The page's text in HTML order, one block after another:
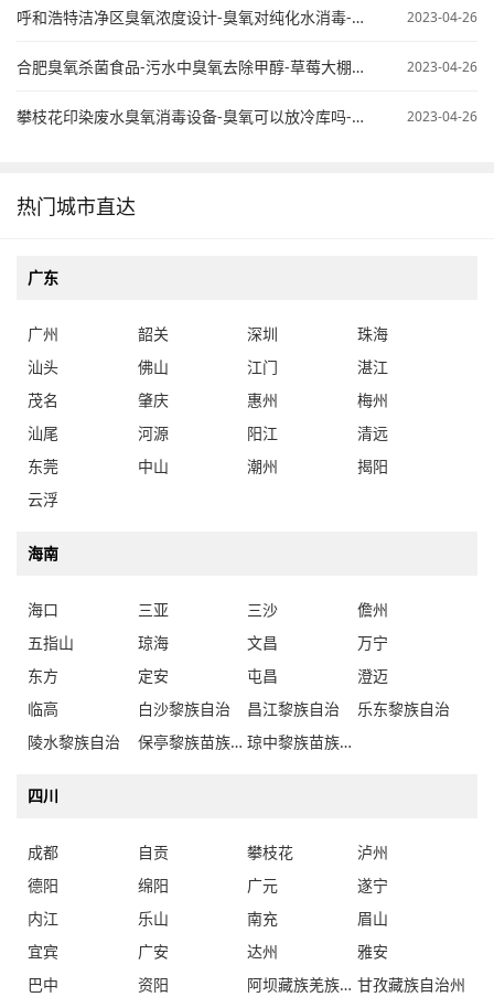
呼和浩特洁净区臭氧浓度设计-臭氧对纯化水消毒-臭氧纯水杀菌 2023-04-26
合肥臭氧杀菌食品-污水中臭氧去除甲醇-草莓大棚臭氧使用 2023-04-26
攀枝花印染废水臭氧消毒设备-臭氧可以放冷库吗-桶装水臭氧处理 2023-04-26
热门城市直达
广东
广州 韶关 深圳
珠海
汕头
佛山 江门
湛江
茂名
肇庆 惠州
梅州
汕尾
河源 阳江
清远
东莞
中山 潮州
揭阳
云浮
海南
海口 三亚 三沙
儋州
五指山
琼海 文昌
万宁
东方
定安 屯昌
澄迈
临高
白沙黎族自治 昌江黎族自治
乐东黎族自治
陵水黎族自治
保亭黎族苗族自治 琼中黎族苗族自治
四川
成都 自贡 攀枝花
泸州
德阳
绵阳 广元
遂宁
内江
乐山 南充
眉山
宜宾
广安 达州
雅安
巴中
资阳 阿坝藏族羌族自治州 甘孜藏族自治州